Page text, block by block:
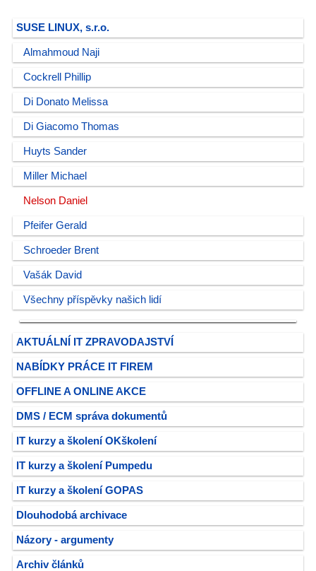
SUSE LINUX, s.r.o.
Almahmoud Naji
Cockrell Phillip
Di Donato Melissa
Di Giacomo Thomas
Huyts Sander
Miller Michael
Nelson Daniel
Pfeifer Gerald
Schroeder Brent
Vašák David
Všechny příspěvky našich lidí
AKTUÁLNÍ IT ZPRAVODAJSTVÍ
NABÍDKY PRÁCE IT FIREM
OFFLINE A ONLINE AKCE
DMS / ECM správa dokumentů
IT kurzy a školení OKškolení
IT kurzy a školení Pumpedu
IT kurzy a školení GOPAS
Dlouhodobá archivace
Názory - argumenty
Archiv článků